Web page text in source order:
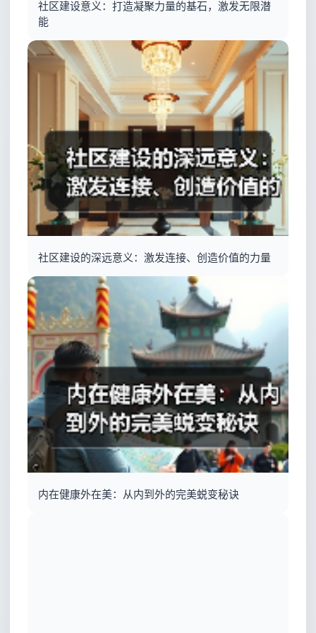
社区建设意义：打造凝聚力量的基石，激发无限潜
能
社区建设的深远意义：激发连接、创造价值的力量
内在健康外在美：从内到外的完美蜕变秘诀